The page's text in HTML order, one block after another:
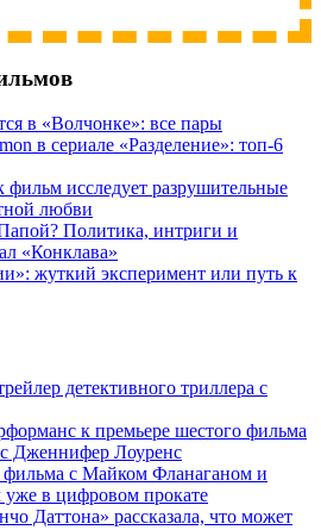
в «Волчонке»: все пары
в сериале «Разделение»: топ-6
фильм исследует разрушительные
любви
Политика, интриги и
«Конклава»
жуткий эксперимент или путь к
детективного триллера с
к премьере шестого фильма
Дженнифер Лоуренс
фильма с Майком Фланаганом и
в цифровом прокате
Даттона» рассказала, что может